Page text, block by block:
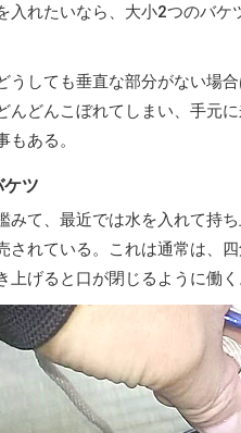
入れたいなら、大小2つのバ
うしても垂直な部分がない場
んどんこぼれてしまい、手元
もある。
ツ
みて、最近では水を入れて持
されている。これは通常は、
上げると口が閉じるように働く